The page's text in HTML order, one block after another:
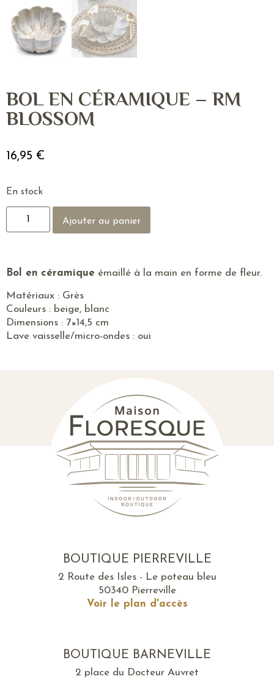
BOL EN CÉRAMIQUE – RM
BLOSSOM
16,95 €
En stock
Ajouter au panier
Bol en céramique émaillé à la main en forme de fleur.
Matériaux : Grès
Couleurs : beige, blanc
Dimensions : 7×14,5 cm
Lave vaisselle/micro-ondes : oui
BOUTIQUE PIERREVILLE
2 Route des Isles - Le poteau bleu
50340 Pierreville
Voir le plan d'accès
BOUTIQUE BARNEVILLE
2 place du Docteur Auvret